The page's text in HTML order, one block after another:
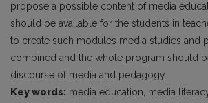
propose a possible content of media
should be available for the students in
to create such modules media studies and
combined and the whole program should
discourse of media and pedagogy.
Key words: media education, media